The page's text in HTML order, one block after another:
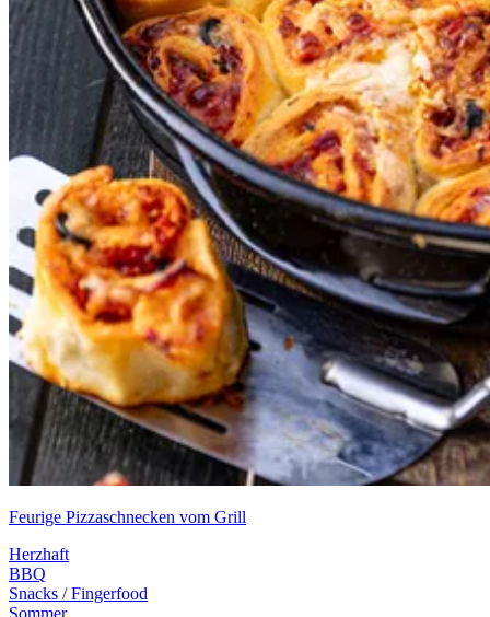
Feurige Pizzaschnecken vom Grill
Herzhaft
BBQ
Snacks / Fingerfood
Sommer